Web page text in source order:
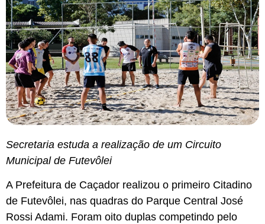
Secretaria estuda a realização de um Circuito
Municipal de Futevôlei
A Prefeitura de Caçador realizou o primeiro Citadino
de Futevôlei, nas quadras do Parque Central José
Rossi Adami. Foram oito duplas competindo pelo